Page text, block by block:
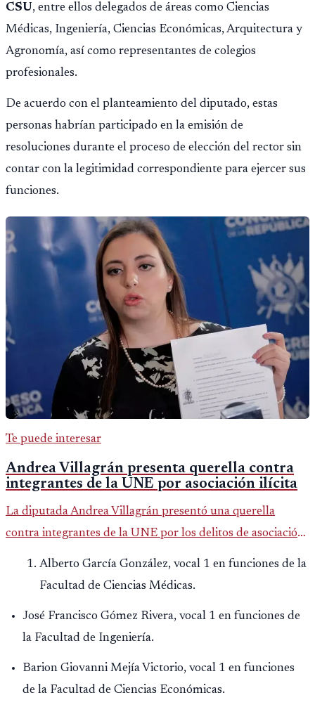
CSU, entre ellos delegados de áreas como Ciencias
Médicas, Ingeniería, Ciencias Económicas, Arquitectura y
Agronomía, así como representantes de colegios
profesionales.
De acuerdo con el planteamiento del diputado, estas
personas habrían participado en la emisión de
resoluciones durante el proceso de elección del rector sin
contar con la legitimidad correspondiente para ejercer sus
funciones.
Te puede interesar
Andrea Villagrán presenta querella contra
integrantes de la UNE por asociación ilícita
La diputada Andrea Villagrán presentó una querella
contra integrantes de la UNE por los delitos de asociación
ilícita, terrorismo y sedición.
Alberto García González, vocal 1 en funciones de la
Facultad de Ciencias Médicas.
José Francisco Gómez Rivera, vocal 1 en funciones de
la Facultad de Ingeniería.
Barion Giovanni Mejía Victorio, vocal 1 en funciones
de la Facultad de Ciencias Económicas.